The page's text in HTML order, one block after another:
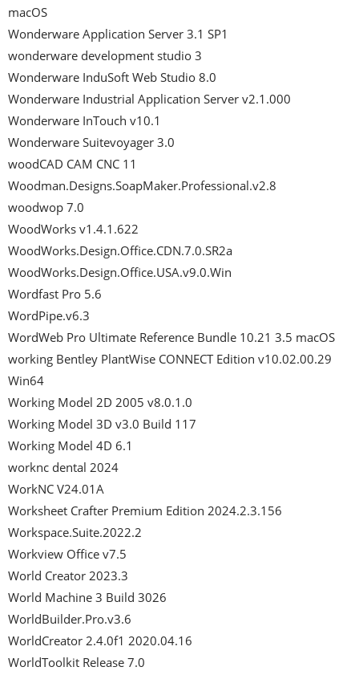
macOS
Wonderware Application Server 3.1 SP1
wonderware development studio 3
Wonderware InduSoft Web Studio 8.0
Wonderware Industrial Application Server v2.1.000
Wonderware InTouch v10.1
Wonderware Suitevoyager 3.0
woodCAD CAM CNC 11
Woodman.Designs.SoapMaker.Professional.v2.8
woodwop 7.0
WoodWorks v1.4.1.622
WoodWorks.Design.Office.CDN.7.0.SR2a
WoodWorks.Design.Office.USA.v9.0.Win
Wordfast Pro 5.6
WordPipe.v6.3
WordWeb Pro Ultimate Reference Bundle 10.21 3.5 macOS
working Bentley PlantWise CONNECT Edition v10.02.00.29
Win64
Working Model 2D 2005 v8.0.1.0
Working Model 3D v3.0 Build 117
Working Model 4D 6.1
worknc dental 2024
WorkNC V24.01A
Worksheet Crafter Premium Edition 2024.2.3.156
Workspace.Suite.2022.2
Workview Office v7.5
World Creator 2023.3
World Machine 3 Build 3026
WorldBuilder.Pro.v3.6
WorldCreator 2.4.0f1 2020.04.16
WorldToolkit Release 7.0